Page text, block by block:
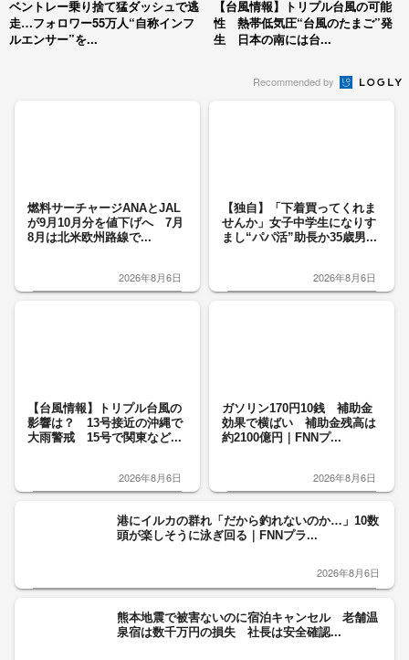
ベントレー乗り捨て猛ダッシュで逃
走…フォロワー55万人“自称インフ
ルエンサー”を...
【台風情報】トリプル台風の可能
性 熱帯低気圧“台風のたまご”発
生 日本の南には台...
Recommended by
燃料サーチャージANAとJAL
が9月10月分を値下げへ 7月
8月は北米欧州路線で...
2026年8月6日
【独自】「下着買ってくれま
せんか」女子中学生になりす
まし“パパ活”助長か35歳男...
2026年8月6日
【台風情報】トリプル台風の
影響は？ 13号接近の沖縄で
大雨警戒 15号で関東など...
2026年8月6日
ガソリン170円10銭 補助金
効果で横ばい 補助金残高は
約2100億円｜FNNプ...
2026年8月6日
港にイルカの群れ「だから釣れないのか…」10数
頭が楽しそうに泳ぎ回る｜FNNプラ...
2026年8月6日
熊本地震で被害ないのに宿泊キャンセル 老舗温
泉宿は数千万円の損失 社長は安全確認...